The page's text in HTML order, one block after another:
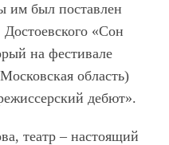
им был поставлен
«Сон
на фестивале
область)
дебют».
театр – настоящий